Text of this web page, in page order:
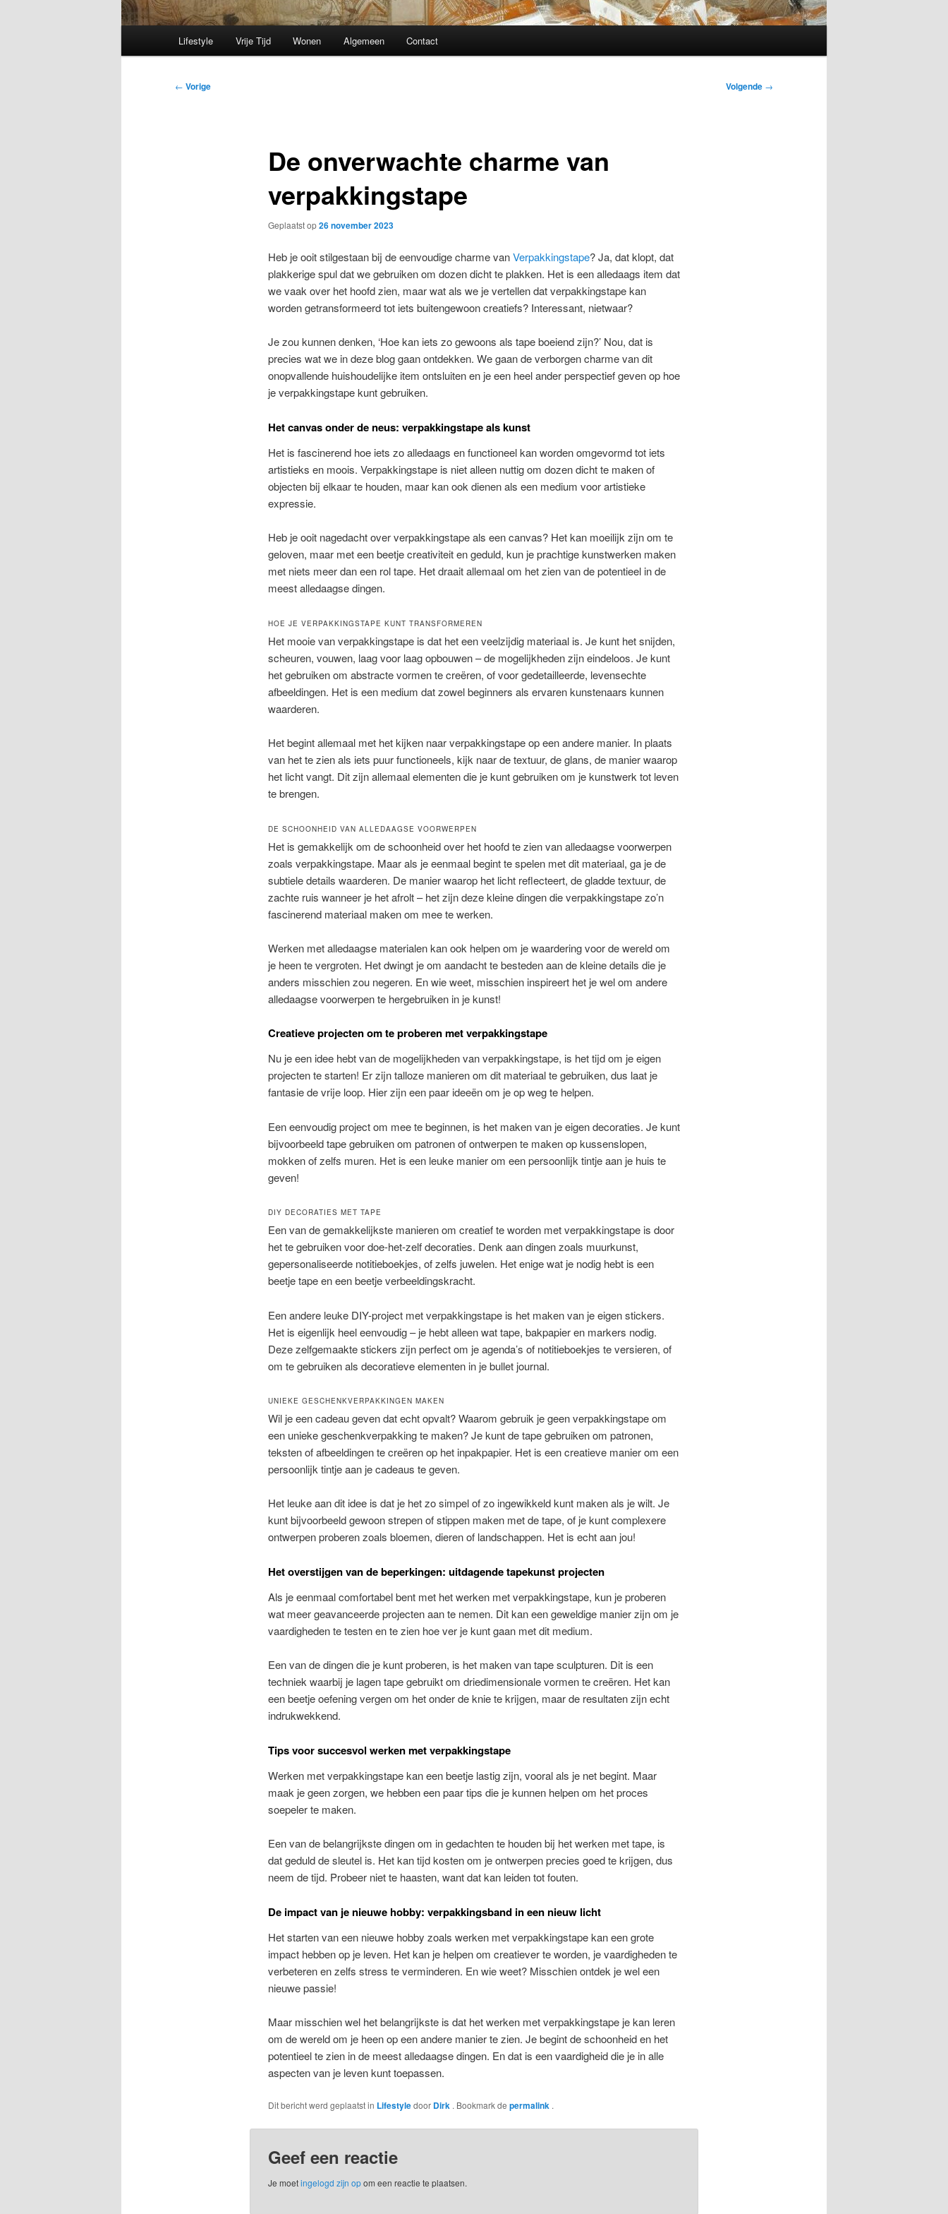
Lifestyle Vrije Tijd Wonen Algemeen Contact
Bericht
← Vorige Volgende →
De onverwachte charme van
verpakkingstape
Geplaatst op26 november 2023
Heb je ooit stilgestaan bij de eenvoudige charme vanVerpakkingstape? Ja, dat klopt, dat
plakkerige spul dat we gebruiken om dozen dicht te plakken. Het is een alledaags item dat
we vaak over het hoofd zien, maar wat als we je vertellen dat verpakkingstape kan
worden getransformeerd tot iets buitengewoon creatiefs? Interessant, nietwaar?
Je zou kunnen denken, ‘Hoe kan iets zo gewoons als tape boeiend zijn?’ Nou, dat is
precies wat we in deze blog gaan ontdekken. We gaan de verborgen charme van dit
onopvallende huishoudelijke item ontsluiten en je een heel ander perspectief geven op hoe
je verpakkingstape kunt gebruiken.
Het canvas onder de neus: verpakkingstape als kunst
Het is fascinerend hoe iets zo alledaags en functioneel kan worden omgevormd tot iets
artistieks en moois. Verpakkingstape is niet alleen nuttig om dozen dicht te maken of
objecten bij elkaar te houden, maar kan ook dienen als een medium voor artistieke
expressie.
Heb je ooit nagedacht over verpakkingstape als een canvas? Het kan moeilijk zijn om te
geloven, maar met een beetje creativiteit en geduld, kun je prachtige kunstwerken maken
met niets meer dan een rol tape. Het draait allemaal om het zien van de potentieel in de
meest alledaagse dingen.
HOE JE VERPAKKINGSTAPE KUNT TRANSFORMEREN
Het mooie van verpakkingstape is dat het een veelzijdig materiaal is. Je kunt het snijden,
scheuren, vouwen, laag voor laag opbouwen – de mogelijkheden zijn eindeloos. Je kunt
het gebruiken om abstracte vormen te creëren, of voor gedetailleerde, levensechte
afbeeldingen. Het is een medium dat zowel beginners als ervaren kunstenaars kunnen
waarderen.
Het begint allemaal met het kijken naar verpakkingstape op een andere manier. In plaats
van het te zien als iets puur functioneels, kijk naar de textuur, de glans, de manier waarop
het licht vangt. Dit zijn allemaal elementen die je kunt gebruiken om je kunstwerk tot leven
te brengen.
DE SCHOONHEID VAN ALLEDAAGSE VOORWERPEN
Het is gemakkelijk om de schoonheid over het hoofd te zien van alledaagse voorwerpen
zoals verpakkingstape. Maar als je eenmaal begint te spelen met dit materiaal, ga je de
subtiele details waarderen. De manier waarop het licht reflecteert, de gladde textuur, de
zachte ruis wanneer je het afrolt – het zijn deze kleine dingen die verpakkingstape zo’n
fascinerend materiaal maken om mee te werken.
Werken met alledaagse materialen kan ook helpen om je waardering voor de wereld om
je heen te vergroten. Het dwingt je om aandacht te besteden aan de kleine details die je
anders misschien zou negeren. En wie weet, misschien inspireert het je wel om andere
alledaagse voorwerpen te hergebruiken in je kunst!
Creatieve projecten om te proberen met verpakkingstape
Nu je een idee hebt van de mogelijkheden van verpakkingstape, is het tijd om je eigen
projecten te starten! Er zijn talloze manieren om dit materiaal te gebruiken, dus laat je
fantasie de vrije loop. Hier zijn een paar ideeën om je op weg te helpen.
Een eenvoudig project om mee te beginnen, is het maken van je eigen decoraties. Je kunt
bijvoorbeeld tape gebruiken om patronen of ontwerpen te maken op kussenslopen,
mokken of zelfs muren. Het is een leuke manier om een persoonlijk tintje aan je huis te
geven!
DIY DECORATIES MET TAPE
Een van de gemakkelijkste manieren om creatief te worden met verpakkingstape is door
het te gebruiken voor doe-het-zelf decoraties. Denk aan dingen zoals muurkunst,
gepersonaliseerde notitieboekjes, of zelfs juwelen. Het enige wat je nodig hebt is een
beetje tape en een beetje verbeeldingskracht.
Een andere leuke DIY-project met verpakkingstape is het maken van je eigen stickers.
Het is eigenlijk heel eenvoudig – je hebt alleen wat tape, bakpapier en markers nodig.
Deze zelfgemaakte stickers zijn perfect om je agenda’s of notitieboekjes te versieren, of
om te gebruiken als decoratieve elementen in je bullet journal.
UNIEKE GESCHENKVERPAKKINGEN MAKEN
Wil je een cadeau geven dat echt opvalt? Waarom gebruik je geen verpakkingstape om
een unieke geschenkverpakking te maken? Je kunt de tape gebruiken om patronen,
teksten of afbeeldingen te creëren op het inpakpapier. Het is een creatieve manier om een
persoonlijk tintje aan je cadeaus te geven.
Het leuke aan dit idee is dat je het zo simpel of zo ingewikkeld kunt maken als je wilt. Je
kunt bijvoorbeeld gewoon strepen of stippen maken met de tape, of je kunt complexere
ontwerpen proberen zoals bloemen, dieren of landschappen. Het is echt aan jou!
Het overstijgen van de beperkingen: uitdagende tapekunst projecten
Als je eenmaal comfortabel bent met het werken met verpakkingstape, kun je proberen
wat meer geavanceerde projecten aan te nemen. Dit kan een geweldige manier zijn om je
vaardigheden te testen en te zien hoe ver je kunt gaan met dit medium.
Een van de dingen die je kunt proberen, is het maken van tape sculpturen. Dit is een
techniek waarbij je lagen tape gebruikt om driedimensionale vormen te creëren. Het kan
een beetje oefening vergen om het onder de knie te krijgen, maar de resultaten zijn echt
indrukwekkend.
Tips voor succesvol werken met verpakkingstape
Werken met verpakkingstape kan een beetje lastig zijn, vooral als je net begint. Maar
maak je geen zorgen, we hebben een paar tips die je kunnen helpen om het proces
soepeler te maken.
Een van de belangrijkste dingen om in gedachten te houden bij het werken met tape, is
dat geduld de sleutel is. Het kan tijd kosten om je ontwerpen precies goed te krijgen, dus
neem de tijd. Probeer niet te haasten, want dat kan leiden tot fouten.
De impact van je nieuwe hobby: verpakkingsband in een nieuw licht
Het starten van een nieuwe hobby zoals werken met verpakkingstape kan een grote
impact hebben op je leven. Het kan je helpen om creatiever te worden, je vaardigheden te
verbeteren en zelfs stress te verminderen. En wie weet? Misschien ontdek je wel een
nieuwe passie!
Maar misschien wel het belangrijkste is dat het werken met verpakkingstape je kan leren
om de wereld om je heen op een andere manier te zien. Je begint de schoonheid en het
potentieel te zien in de meest alledaagse dingen. En dat is een vaardigheid die je in alle
aspecten van je leven kunt toepassen.
Dit bericht werd geplaatst in Lifestyledoor Dirk . Bookmark de permalink .
Geef een reactie
Je moetingelogd zijn opom een reactie te plaatsen.